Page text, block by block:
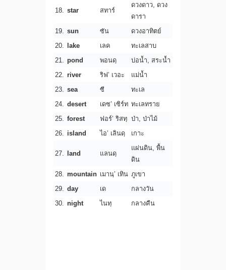
18. star สทาร์
ดวงดาว, ดวง
ดารา
19.
sun ซัน
ดวงอาทิตย์
20.
lake เลค
ทะเลสาบ
21.
pond พอนดฺ
บ่อน้ำ, สระน้ำ
22.
river ริฟ’ เวอะ
แม่น้ำ
23.
sea ซี
ทะเล
24.
desert เดซ’ เซิร์ท ทะเลทราย
25.
forest ฟอร์’ ริสทฺ ป่า, ป่าไม้
26.
island ไอ’ เลินดฺ เกาะ
27. land แลนดฺ
แผ่นดิน, พื้น
ดิน
28.
mountain เมานฺ’ เทิน ภูเขา
29.
day เด
กลางวัน
30.
night ไนทฺ กลางคืน